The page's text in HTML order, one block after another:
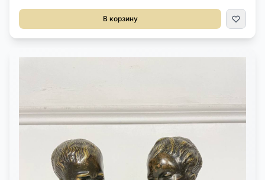
Диаметр колокола 13 см.
В корзину